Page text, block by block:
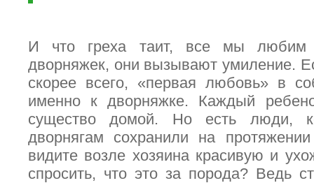
И что греха таит, все мы любим
дворняжек, они вызывают умиление.
скорее всего, «первая любовь» в
именно к дворняжке. Каждый
существо домой. Но есть люди,
дворнягам сохранили на
видите возле хозяина красивую и
спросить, что это за порода? Ведь